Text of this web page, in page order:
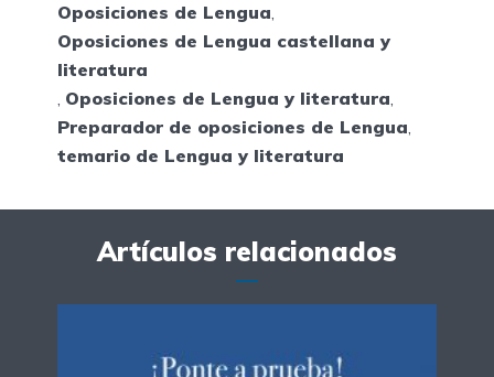
Oposiciones de Lengua,
Oposiciones de Lengua castellana y
literatura
, Oposiciones de Lengua y literatura,
Preparador de oposiciones de Lengua,
temario de Lengua y literatura
Artículos relacionados